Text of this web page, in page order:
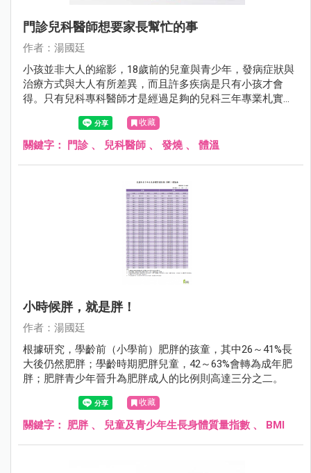
門診兒科醫師想要家長幫忙的事
作者：湯國廷
小孩並非大人的縮影，18歲前的兒童與青少年，發病症狀與
治療方式與大人有所差異，而且許多疾病是只有小孩才會
得。只有兒科專科醫師才是經過足夠的兒科三年專業札實訓
練。相較於其他科，兒科醫師對於小兒疾病全身性的評估更
收藏
關鍵字： 門診 、 兒科醫師 、 發燒、 體溫
小時候胖，就是胖！
作者：湯國廷
根據研究，學齡前（小學前）肥胖的孩童，其中26～41%長
大後仍然肥胖；學齡時期肥胖兒童，42～63%會轉為成年肥
胖；肥胖青少年晉升為肥胖成人的比例則高達三分之二。
收藏
關鍵字： 肥胖、 兒童及青少年生長身體質量指數 、 BMI